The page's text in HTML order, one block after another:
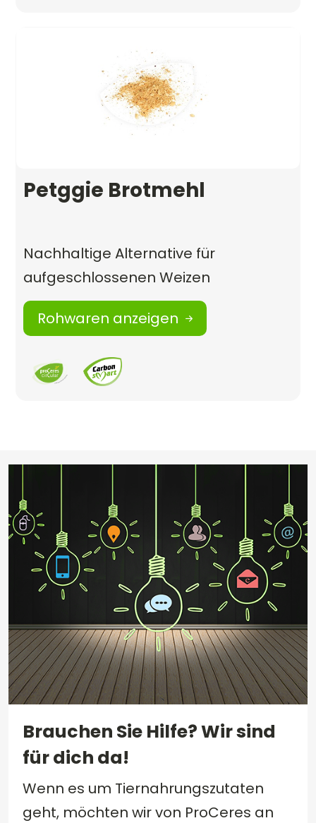
Petggie Brotmehl
Nachhaltige Alternative für
aufgeschlossenen Weizen
Rohwaren anzeigen
Brauchen Sie Hilfe? Wir sind
für dich da!
Wenn es um Tiernahrungszutaten
geht, möchten wir von ProCeres an